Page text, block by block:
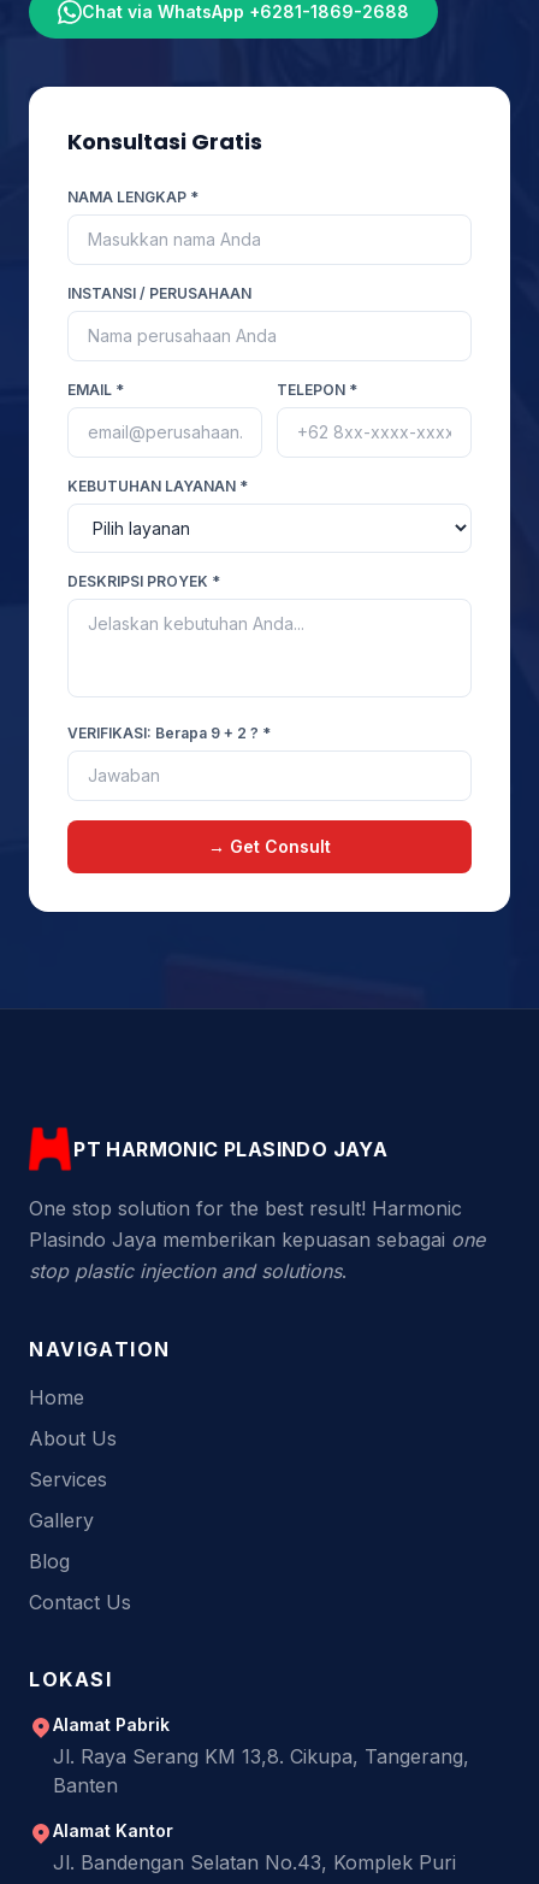
Chat via WhatsApp +6281-1869-2688
Konsultasi Gratis
NAMA LENGKAP *
INSTANSI / PERUSAHAAN
EMAIL * TELEPON *
KEBUTUHAN LAYANAN *
DESKRIPSI PROYEK *
VERIFIKASI: Berapa 9 + 2 ? *
→ Get Consult
PT HARMONIC PLASINDO JAYA
One stop solution for the best result! Harmonic
Plasindo Jaya memberikan kepuasan sebagai one
stop plastic injection and solutions.
NAVIGATION
Home
About Us
Services
Gallery
Blog
Contact Us
LOKASI
Alamat Pabrik
Jl. Raya Serang KM 13,8. Cikupa, Tangerang,
Banten
Alamat Kantor
Jl. Bandengan Selatan No.43, Komplek Puri